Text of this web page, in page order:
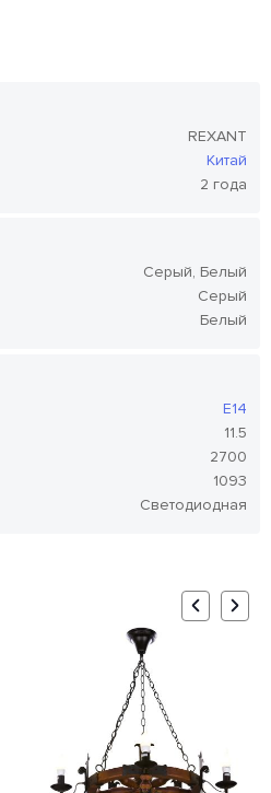
REXANT
Китай
2 года
Серый, Белый
Серый
Белый
E14
11.5
2700
1093
Светодиодная